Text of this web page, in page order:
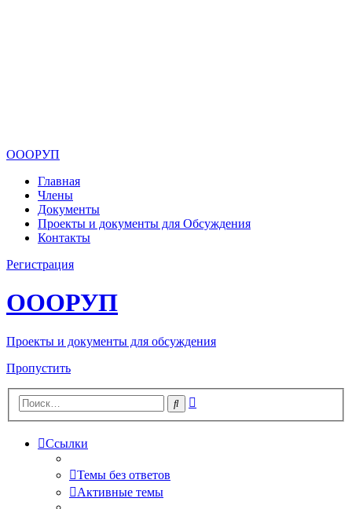
ОООРУП
Главная
Члены
Документы
Проекты и документы для Обсуждения
Контакты
Регистрация
ОООРУП
Проекты и документы для обсуждения
Пропустить
Поиск
Ссылки
Темы без ответов
Активные темы